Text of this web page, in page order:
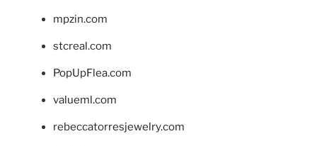
mpzin.com
stcreal.com
PopUpFlea.com
valueml.com
rebeccatorresjewelry.com